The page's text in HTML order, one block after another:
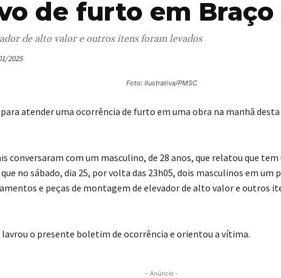
de furto em
de alto valor e outros itens foram levados
2025
Foto: Ilustrativa/PMSC
atender uma ocorrência de furto em uma obra na manhã
conversaram com um masculino, de 28 anos, que relatou que
no sábado, dia 25, por volta das 23h05, dois masculinos em um
e peças de montagem de elevador de alto valor e outros
o presente boletim de ocorrência e orientou a vítima.
- Anúncio -